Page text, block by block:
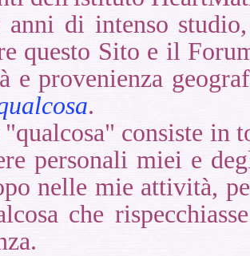
di intenso
questo Sito e il
e provenienza
.
"qualcosa" consiste in
personali miei e
nelle mie attività,
che